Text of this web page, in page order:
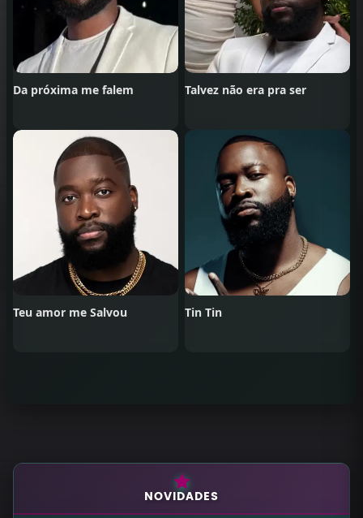
Da próxima me falem Talvez não era pra ser
Teu amor me Salvou Tin Tin
NOVIDADES